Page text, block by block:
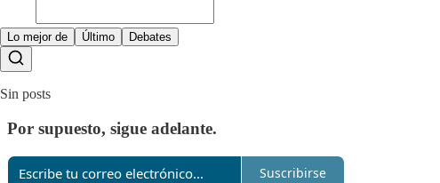
Lo mejor de Último Debates
Sin posts
Por supuesto, sigue adelante.
Suscribirse